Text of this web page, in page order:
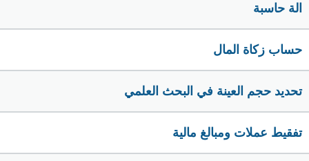
الة حاسبة
حساب زكاة المال
تحديد حجم العينة في البحث العلمي
تفقيط عملات ومبالغ مالية